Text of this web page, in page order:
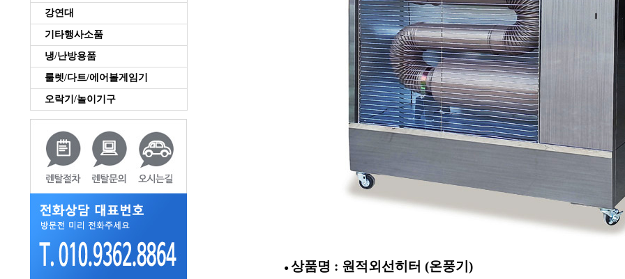
강연대
기타행사소품
냉/난방용품
룰렛/다트/에어볼게임기
오락기/놀이기구
● 상품명 : 원적외선히터 (온풍기)